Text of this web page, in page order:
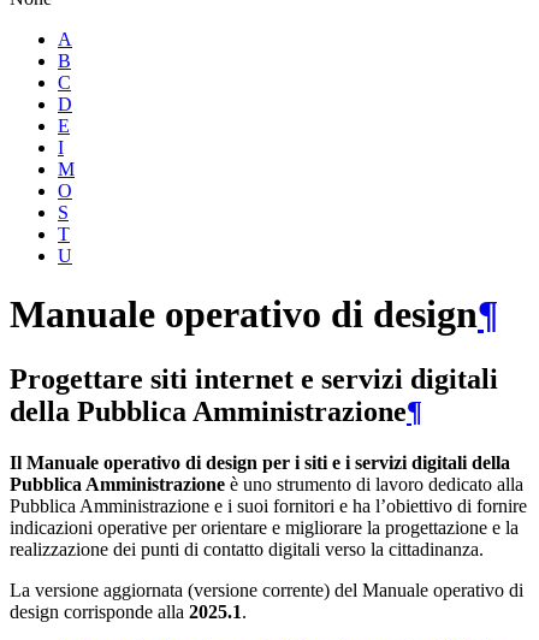
A
B
C
D
E
I
M
O
S
T
U
Manuale operativo di design¶
Progettare siti internet e servizi digitali
della Pubblica Amministrazione¶
Il Manuale operativo di design per i siti e i servizi digitali della
Pubblica Amministrazione è uno strumento di lavoro dedicato alla
Pubblica Amministrazione e i suoi fornitori e ha l’obiettivo di fornire
indicazioni operative per orientare e migliorare la progettazione e la
realizzazione dei punti di contatto digitali verso la cittadinanza.
La versione aggiornata (versione corrente) del Manuale operativo di
design corrisponde alla 2025.1.